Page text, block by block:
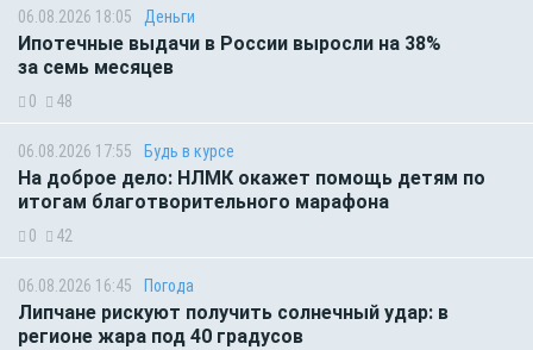
06.08.2026 18:05 Деньги
Ипотечные выдачи в России выросли на 38%
за семь месяцев
0 48
06.08.2026 17:55 Будь в курсе
На доброе дело: НЛМК окажет помощь детям по
итогам благотворительного марафона
0 42
06.08.2026 16:45 Погода
Липчане рискуют получить солнечный удар: в
регионе жара под 40 градусов